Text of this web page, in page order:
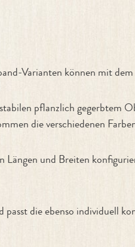
Konfigurator"
Varianten können mit
pflanzlich gegerbtem
die verschiedenen
Längen und Breiten
die ebenso individuell